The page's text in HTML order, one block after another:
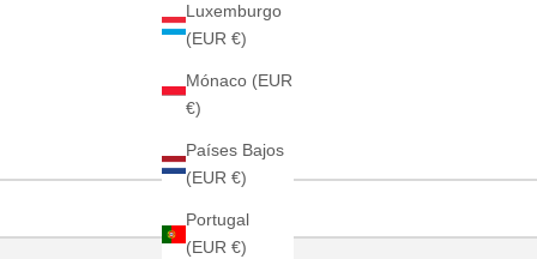
Luxemburgo
(EUR €)
Mónaco (EUR
€)
Países Bajos
(EUR €)
Portugal
(EUR €)